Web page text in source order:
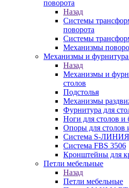
поворота
Назад
Системы
поворота
Системы
Механизмы
Механизмы и фурнитура
Назад
Механизмы и
столов
Подстолья
Механизмы
Фурнитура для
Ноги для столов и
Опоры для столов
Система S-
Система FBS 3506
Кронштейны для
Петли мебельные
Назад
Петли мебельные